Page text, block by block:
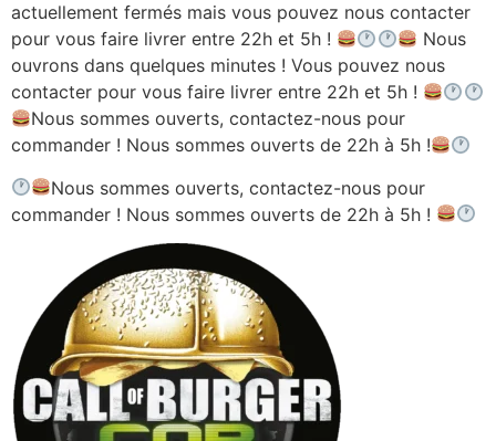
actuellement fermés mais vous pouvez nous contacter
pour vous faire livrer entre 22h et 5h !
Nous
ouvrons dans quelques minutes ! Vous pouvez nous
contacter pour vous faire livrer entre 22h et 5h !
Nous sommes ouverts, contactez-nous pour
commander ! Nous sommes ouverts de 22h à 5h !
Nous sommes ouverts, contactez-nous pour
commander ! Nous sommes ouverts de 22h à 5h !